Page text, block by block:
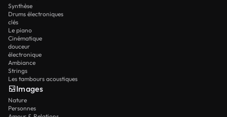
Synthèse
Drums électroniques
clés
Le piano
Cinématique
douceur
électronique
Ambiance
Strings
Les tambours acoustiques
Images
Nature
Personnes